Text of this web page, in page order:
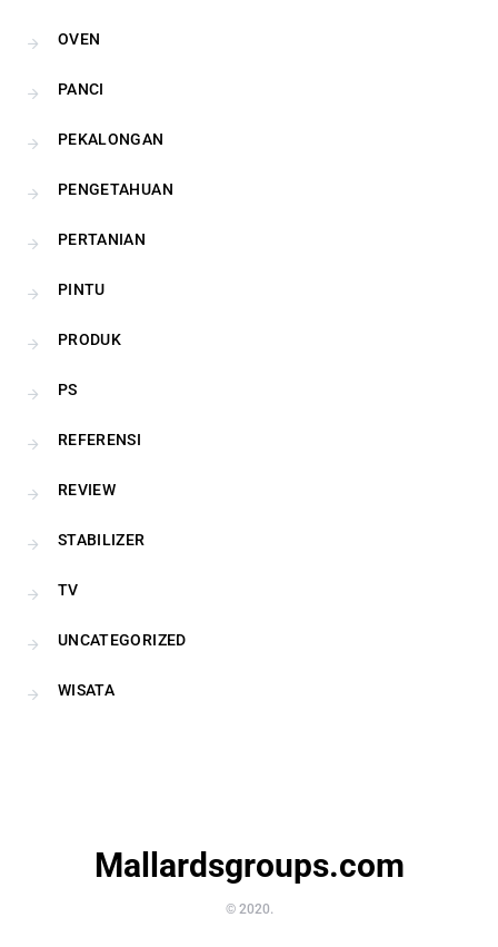
OVEN
PANCI
PEKALONGAN
PENGETAHUAN
PERTANIAN
PINTU
PRODUK
PS
REFERENSI
REVIEW
STABILIZER
TV
UNCATEGORIZED
WISATA
Mallardsgroups.com
© 2020.